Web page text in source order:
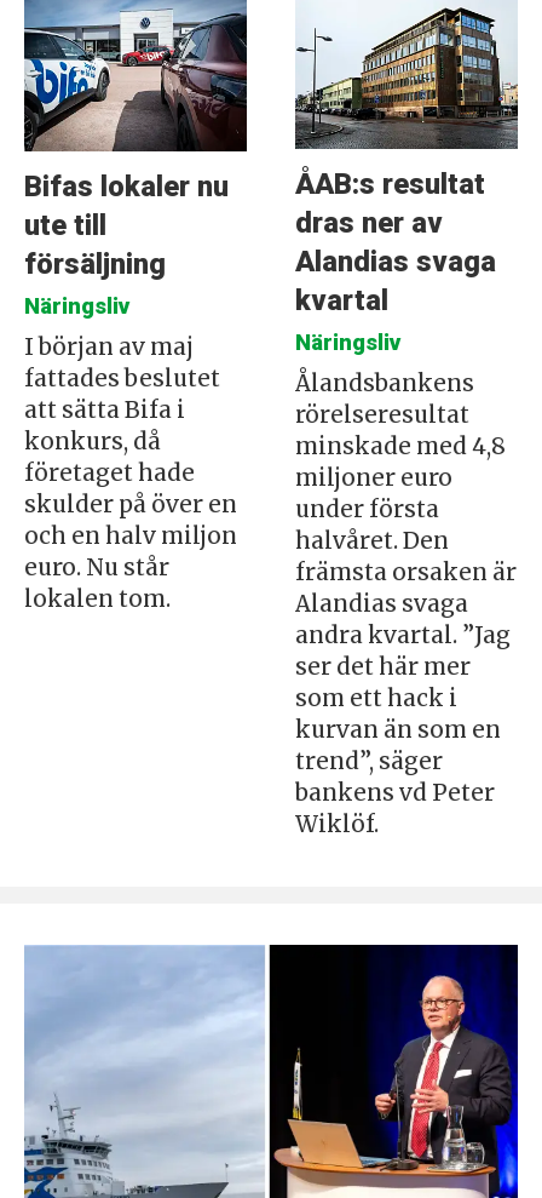
Bifas lokaler nu
ute till
försäljning
Näringsliv
I början av maj
fattades beslutet
att sätta Bifa i
konkurs, då
företaget hade
skulder på över en
och en halv miljon
euro. Nu står
lokalen tom.
ÅAB:s resultat
dras ner av
Alandias svaga
kvartal
Näringsliv
Ålandsbankens
rörelseresultat
minskade med 4,8
miljoner euro
under första
halvåret. Den
främsta orsaken är
Alandias svaga
andra kvartal. ”Jag
ser det här mer
som ett hack i
kurvan än som en
trend”, säger
bankens vd Peter
Wiklöf.